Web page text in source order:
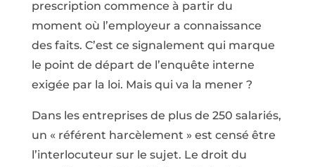
prescription commence à partir du
moment où l’employeur a connaissance
des faits. C’est ce signalement qui marque
le point de départ de l’enquête interne
exigée par la loi. Mais qui va la mener ?
Dans les entreprises de plus de 250 salariés,
un « référent harcèlement » est censé être
l’interlocuteur sur le sujet. Le droit du